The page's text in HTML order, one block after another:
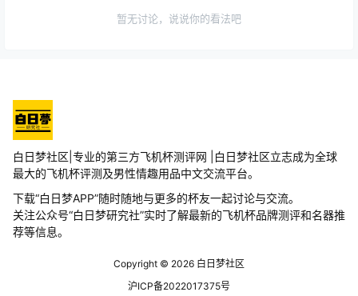
暂无讨论，说说你的看法吧
白日梦社区|专业的第三方飞机杯测评网 |白日梦社区立志成为全球
最大的飞机杯评测及男性情趣用品中文交流平台。
下载“白日梦APP”随时随地与更多的杯友一起讨论与交流。
关注公众号“白日梦研究社”实时了解最新的飞机杯品牌测评和名器推
荐等信息。
Copyright © 2026 白日梦社区
沪ICP备2022017375号